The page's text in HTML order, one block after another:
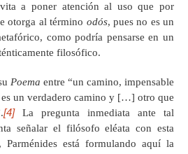
a poner atención al uso que por
otorga al término odós, pues no es un
como podría pensarse en un
filosófico.
Poema entre “un camino, impensable
un verdadero camino y […] otro que
[4]La pregunta inmediata ante tal
señalar el filósofo eléata con esta
Parménides está formulando aquí la